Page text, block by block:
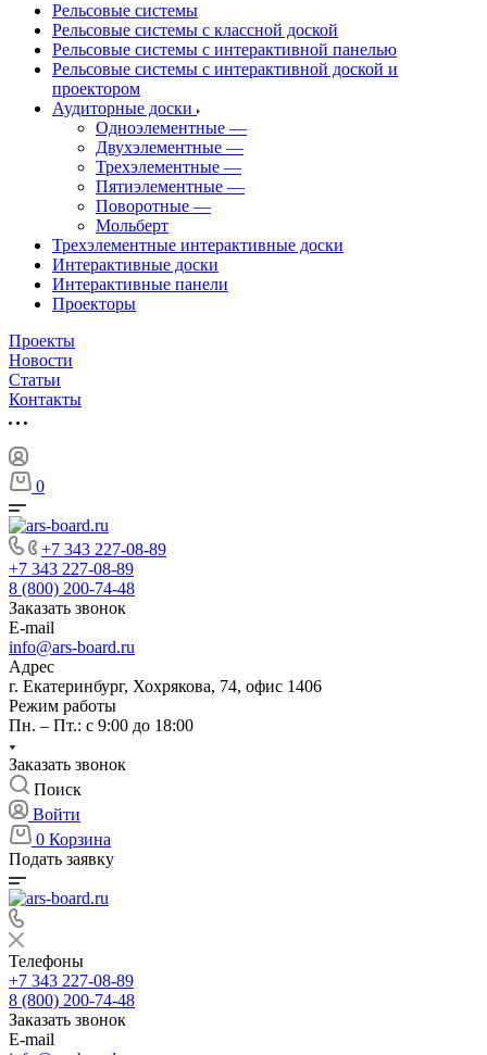
Рельсовые системы
Рельсовые системы с классной доской
Рельсовые системы с интерактивной панелью
Рельсовые системы с интерактивной доской и
проектором
Аудиторные доски
Одноэлементные —
Двухэлементные —
Трехэлементные —
Пятиэлементные —
Поворотные —
Мольберт
Трехэлементные интерактивные доски
Интерактивные доски
Интерактивные панели
Проекторы
Проекты
Новости
Статьи
Контакты
0
+7 343 227-08-89
+7 343 227-08-89
8 (800) 200-74-48
Заказать звонок
E-mail
info@ars-board.ru
Адрес
г. Екатеринбург, Хохрякова, 74, офис 1406
Режим работы
Пн. – Пт.: с 9:00 до 18:00
Заказать звонок
Поиск
Войти
0 Корзина
Подать заявку
Телефоны
+7 343 227-08-89
8 (800) 200-74-48
Заказать звонок
E-mail